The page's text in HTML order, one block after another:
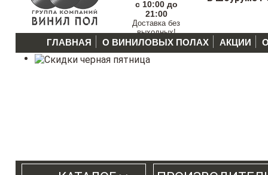
с 10:00 до
21:00
Доставка без
выходных!
ГЛАВНАЯ О ВИНИЛОВЫХ ПОЛАХ АКЦИИ